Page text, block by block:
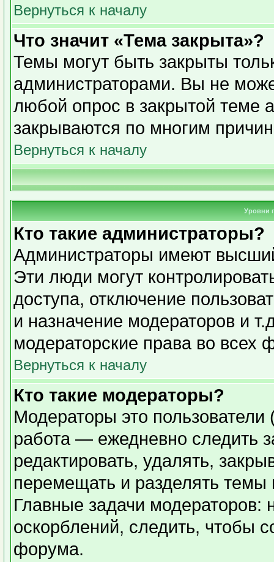
Вернуться к началу
Что значит «Тема закрыта»?
Темы могут быть закрыты
администраторами. Вы не
любой опрос в закрытой теме
закрываются по многим
Вернуться к началу
Уровни
Кто такие администраторы?
Администраторы имеют
Эти люди могут
доступа, отключение
и назначение модераторов и
модераторские права во всех
Вернуться к началу
Кто такие модераторы?
Модераторы это пользователи
работа — ежедневно следить
редактировать, удалять,
перемещать и разделять темы
Главные задачи модераторов:
оскорблений, следить, чтобы
форума.